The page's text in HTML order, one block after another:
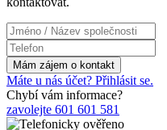
Máte u nás účet? Přihlásit se.
Chybí vám informace?
zavolejte 601 601 581